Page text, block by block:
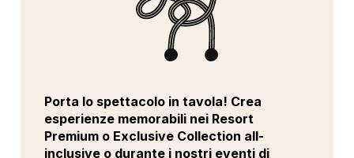
Porta lo spettacolo in tavola! Crea
esperienze memorabili nei Resort
Premium o Exclusive Collection all-
inclusive o durante i nostri eventi di